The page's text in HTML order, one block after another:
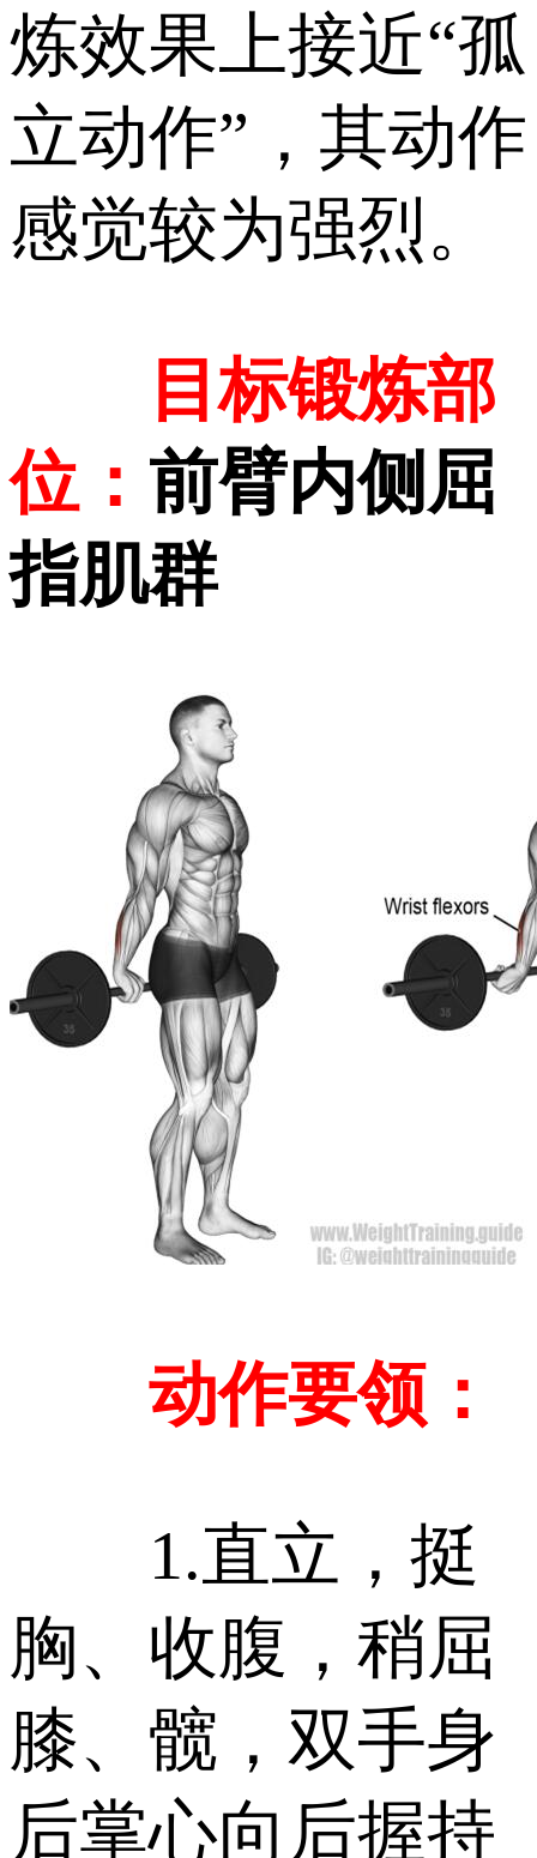
炼效果上接近“孤
立动作”，其动作
感觉较为强烈。
目标锻炼部
位： 前臂内侧屈
指肌群
动作要领：
1.直立，挺
胸、收腹，稍屈
膝、髋，双手身
后掌心向后握持